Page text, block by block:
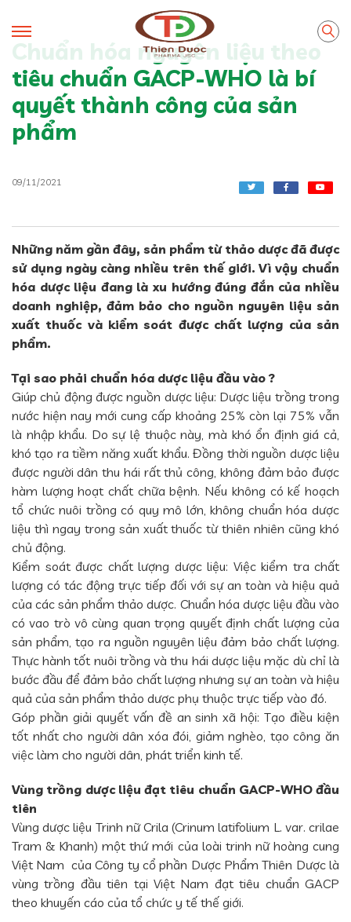
Chuẩn hóa nguyên liệu theo
tiêu chuẩn GACP-WHO là bí
quyết thành công của sản
phẩm
09/11/2021
Những năm gần đây, sản phẩm từ thảo dược đã được
sử dụng ngày càng nhiều trên thế giới. Vì vậy chuẩn
hóa dược liệu đang là xu hướng đúng đắn của nhiều
doanh nghiệp, đảm bảo cho nguồn nguyên liệu sản
xuất thuốc và kiểm soát được chất lượng của sản
phẩm.
Tại sao phải chuẩn hóa dược liệu đầu vào ?
Giúp chủ động được nguồn dược liệu: Dược liệu trồng trong
nước hiện nay mới cung cấp khoảng 25% còn lại 75% vẫn
là nhập khẩu. Do sự lệ thuộc này, mà khó ổn định giá cả,
khó tạo ra tiềm năng xuất khẩu. Đồng thời nguồn dược liệu
được người dân thu hái rất thủ công, không đảm bảo được
hàm lượng hoạt chất chữa bệnh. Nếu không có kế hoạch
tổ chức nuôi trồng có quy mô lớn, không chuẩn hóa dược
liệu thì ngay trong sản xuất thuốc từ thiên nhiên cũng khó
chủ động.
Kiểm soát được chất lượng dược liệu: Việc kiểm tra chất
lượng có tác động trực tiếp đối với sự an toàn và hiệu quả
của các sản phẩm thảo dược. Chuẩn hóa dược liệu đầu vào
có vao trò vô cùng quan trọng quyết định chất lượng của
sản phẩm, tạo ra nguồn nguyên liệu đảm bảo chất lượng.
Thực hành tốt nuôi trồng và thu hái dược liệu mặc dù chỉ là
bước đầu để đảm bảo chất lượng nhưng sự an toàn và hiệu
quả của sản phẩm thảo dược phụ thuộc trực tiếp vào đó.
Góp phần giải quyết vấn đề an sinh xã hội: Tạo điều kiện
tốt nhất cho người dân xóa đói, giảm nghèo, tạo công ăn
việc làm cho người dân, phát triển kinh tế.
Vùng trồng dược liệu đạt tiêu chuẩn GACP-WHO đầu
tiên
Vùng dược liệu Trinh nữ Crila (Crinum latifolium L. var. crilae
Tram & Khanh) một thứ mới của loài trinh nữ hoàng cung
Việt Nam của Công ty cổ phần Dược Phẩm Thiên Dược là
vùng trồng đầu tiên tại Việt Nam đạt tiêu chuẩn GACP
theo khuyến cáo của tổ chức y tế thế giới.